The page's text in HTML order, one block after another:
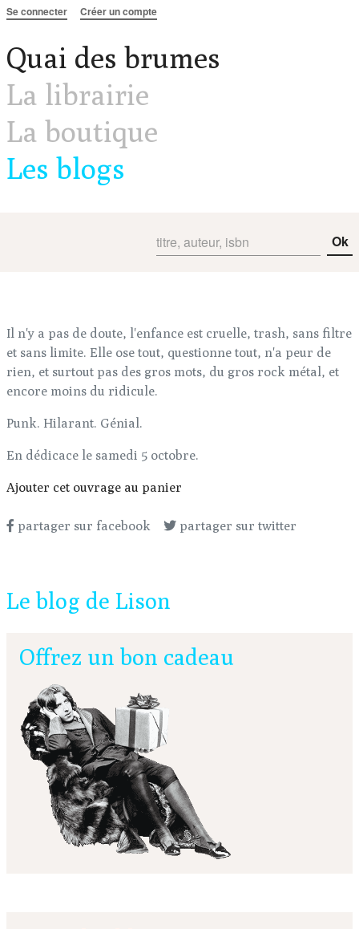
Aller au contenu
Se connecter Créer un compte
La librairie
La boutique
Les blogs
Quai des brumes
Ok
Il n'y a pas de doute, l'enfance est cruelle, trash, sans filtre
et sans limite. Elle ose tout, questionne tout, n'a peur de
rien, et surtout pas des gros mots, du gros rock métal, et
encore moins du ridicule.
Punk. Hilarant. Génial.
En dédicace le samedi 5 octobre.
Ajouter cet ouvrage au panier
partager sur facebook partager sur twitter
Le blog de Lison
Offrez un bon cadeau